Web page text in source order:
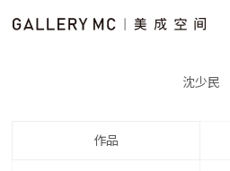
沈少民
作品